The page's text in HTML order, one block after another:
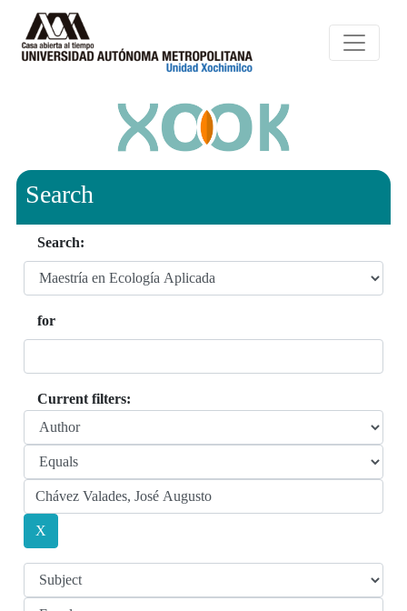
Search
Search:
for
Current filters: